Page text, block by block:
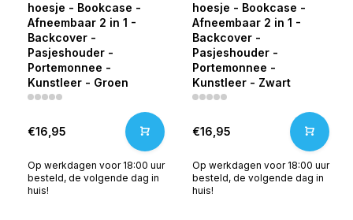
hoesje - Bookcase -
Afneembaar 2 in 1 -
Backcover -
Pasjeshouder -
Portemonnee -
Kunstleer - Groen
€16,95
Op werkdagen voor 18:00 uur
besteld, de volgende dag in
huis!
hoesje - Bookcase -
Afneembaar 2 in 1 -
Backcover -
Pasjeshouder -
Portemonnee -
Kunstleer - Zwart
€16,95
Op werkdagen voor 18:00 uur
besteld, de volgende dag in
huis!